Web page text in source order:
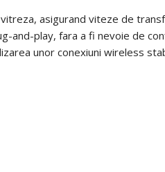
asigurand viteze de
play, fara a fi nevoie de
unor conexiuni wireless